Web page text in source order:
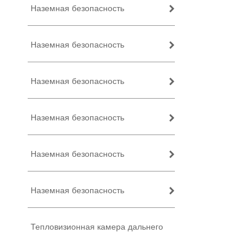
Наземная безопасность
Наземная безопасность
Наземная безопасность
Наземная безопасность
Наземная безопасность
Наземная безопасность
Тепловизионная камера дальнего